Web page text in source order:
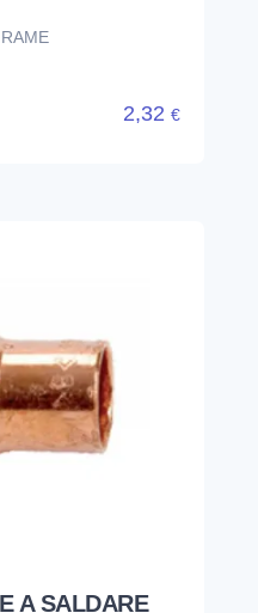
2,32 €
A SALDARE